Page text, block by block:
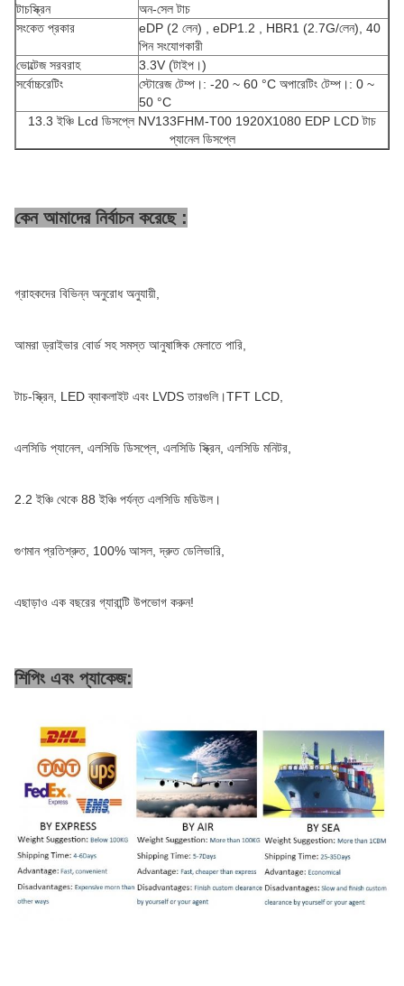
টাচস্ক্রিন
অন-সেল টাচ
সংকেত প্রকার
eDP (2 লেন) , eDP1.2 , HBR1 (2.7G/লেন), 40
পিন সংযোগকারী
ভোল্টেজ সরবরাহ
3.3V (টাইপ।)
সর্বোচ্চরেটিং
স্টোরেজ টেম্প।: -20 ~ 60 °C অপারেটিং টেম্প।: 0 ~
50 °C
13.3 ইঞ্চি Lcd ডিসপ্লে NV133FHM-T00 1920X1080 EDP LCD টাচ
প্যানেল ডিসপ্লে
কেন আমাদের নির্বাচন করেছে :
গ্রাহকদের বিভিন্ন অনুরোধ অনুযায়ী,
আমরা ড্রাইভার বোর্ড সহ সমস্ত আনুষাঙ্গিক মেলাতে পারি,
টাচ-স্ক্রিন, LED ব্যাকলাইট এবং LVDS তারগুলি।TFT LCD,
এলসিডি প্যানেল, এলসিডি ডিসপ্লে, এলসিডি স্ক্রিন, এলসিডি মনিটর,
2.2 ইঞ্চি থেকে 88 ইঞ্চি পর্যন্ত এলসিডি মডিউল।
গুণমান প্রতিশ্রুত, 100% আসল, দ্রুত ডেলিভারি,
এছাড়াও এক বছরের গ্যারান্টি উপভোগ করুন!
শিপিং এবং প্যাকেজ: